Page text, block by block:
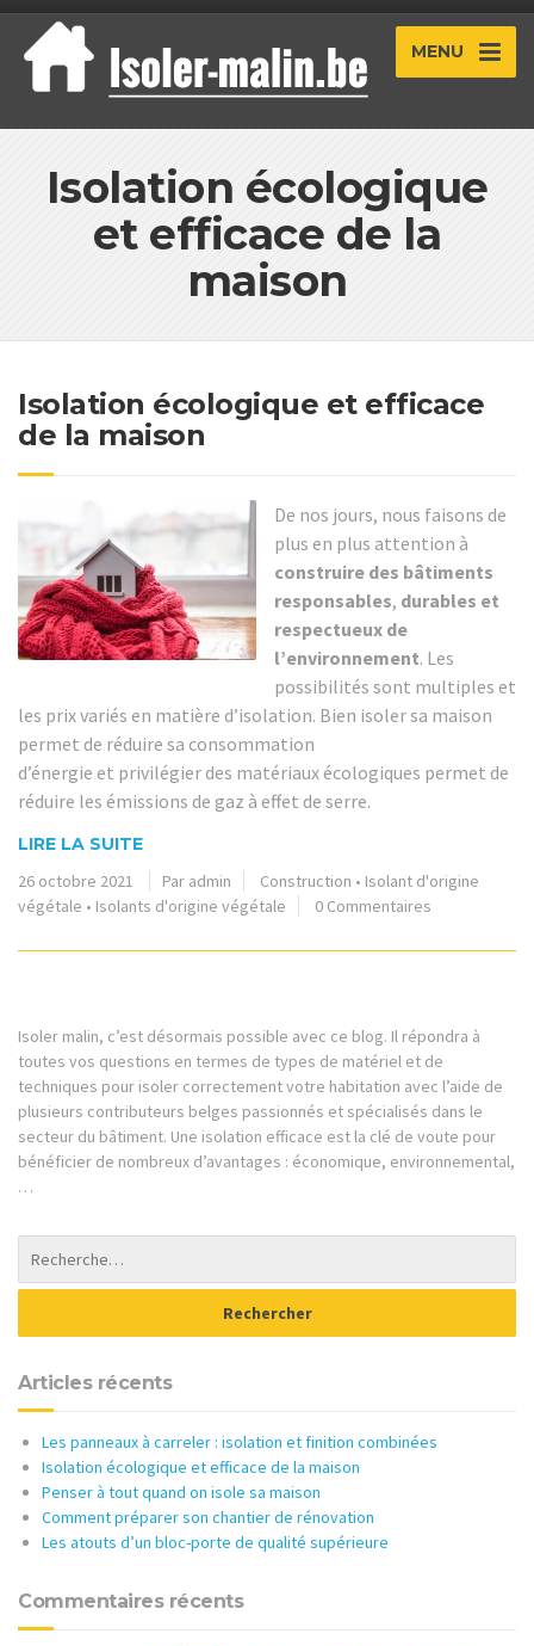
MENU
Isolation écologique
et efficace de la
maison
Isolation écologique et efficace
de la maison
De nos jours, nous faisons de
plus en plus attention à
construire des bâtiments
responsables, durables et
respectueux de
l’environnement. Les
possibilités sont multiples et
les prix variés en matière d’isolation. Bien isoler sa maison
permet de réduire sa consommation
d’énergie et privilégier des matériaux écologiques permet de
réduire les émissions de gaz à effet de serre.
LIRE LA SUITE
26 octobre 2021
Par admin Construction • Isolant d'origine
végétale • Isolants d'origine végétale 0 Commentaires
Isoler malin, c’est désormais possible avec ce blog. Il répondra à
toutes vos questions en termes de types de matériel et de
techniques pour isoler correctement votre habitation avec l’aide de
plusieurs contributeurs belges passionnés et spécialisés dans le
secteur du bâtiment. Une isolation efficace est la clé de voute pour
bénéficier de nombreux d’avantages : économique, environnemental,
…
Articles récents
Les panneaux à carreler : isolation et finition combinées
Isolation écologique et efficace de la maison
Penser à tout quand on isole sa maison
Comment préparer son chantier de rénovation
Les atouts d’un bloc-porte de qualité supérieure
Commentaires récents